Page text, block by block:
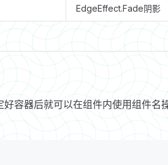
EdgeEffect.Fade阴影
好容器后就可以在组件内使用组件名